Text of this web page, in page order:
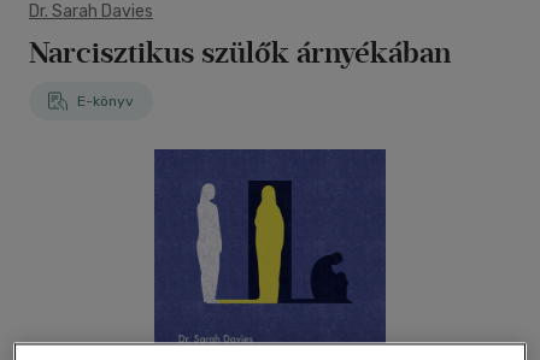
Dr. Sarah Davies
Narcisztikus szülők árnyékában
E-könyv